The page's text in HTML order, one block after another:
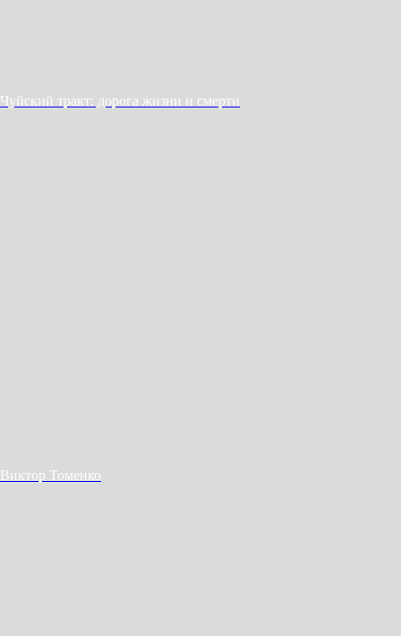
Чуйский тракт: дорога жизни и смерти
Виктор Томенко